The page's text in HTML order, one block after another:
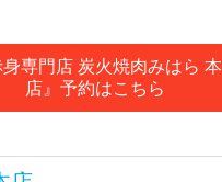
身専門店 炭火焼肉みはら 本
店』予約はこちら